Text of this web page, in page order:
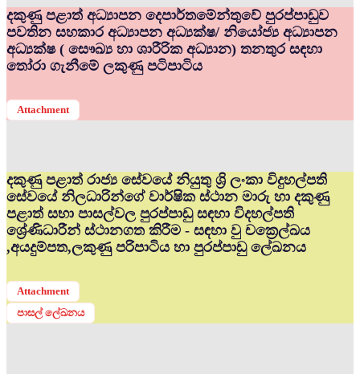
දකුණු පළාත් අධ්‍යාපන දෙපාර්තමේන්තුවේ පුරප්පාඩුව
පවතින සහකාර අධ්‍යාපන අධ්‍යක්ෂ/ නියෝජ්‍ය අධ්‍යාපන
අධ්‍යක්ෂ ( සෞඛ්‍ය හා ශාරීරික අධ්‍යාන) තනතුර සඳහා
තෝරා ගැනීමේ ලකුණු පටිපාටිය
Attachment
දකුණු පළාත් රාජ්‍ය සේවයේ නියුතු ශ්‍රි ලංකා විදුහල්පති
සේවයේ නිලධාරින්ගේ වාර්ෂික ස්ථාන මාරු හා දකුණු
පළාත් සභා පාසල්වල පුරප්පාඩු සඳහා විදහල්පති
ශ්‍රේණිධාරීන් ස්ථානගත කිරීම - සඳහා වු චක්‍රෙල්ඛය
,අයදුම්පත,ලකුණු පරිපාටිය හා පුරප්පාඩු ලේඛනය
Attachment
පාසල් ලේඛනය